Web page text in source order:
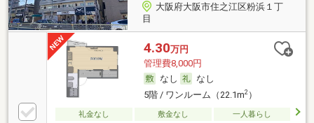
大阪府大阪市住之江区粉浜１丁
目
4.30万円
管理費8,000円
なし
なし
5階 / ワンルーム（22.1m2）
礼金なし 敷金なし
一人暮らし